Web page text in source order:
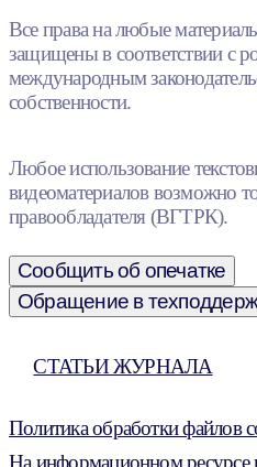
Все права на любые
защищены в соответствии с
международным
собственности.
Любое использование
видеоматериалов возможно
правообладателя (ВГТРК).
Сообщить об опечатке
Обращение в
СТАТЬИ ЖУРНАЛА
Политика обработки файлов